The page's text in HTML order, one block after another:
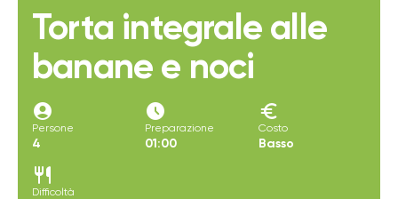
Torta integrale alle
banane e noci
account_circle
Persone
4
access_time_filled
Preparazione
01:00
euro
Costo
Basso
restaurant
Difficoltà